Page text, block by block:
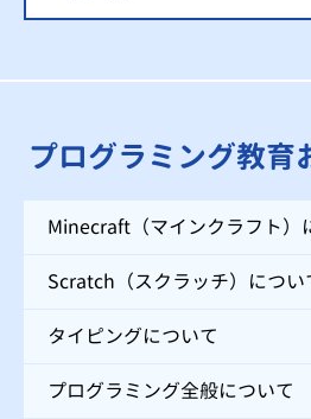
プログラミング教育
Minecraft（マインクラフト）
Scratch（スクラッチ）につい
タイピングについて
プログラミング全般について